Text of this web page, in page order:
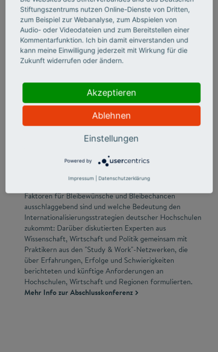
Abschlusskonferenz am 15. Mai 2017 in
Berlin
Welche Rolle internationale Studierende für die
Fachkräftesicherung in Deutschland spielen, welche
Faktoren für Bleibewünsche und Bleibechancen
ausschlaggebend sind und welche Bedeutung den
Internationalisierungsstrategien deutscher Hochschulen
zukommt: Darüber diskutierten Experten aus
Wissenschaft, Wirtschaft und Politik gemeinsam mit
Praktikern aus den "Study & Work"-Netzwerken, die
über Erfahrungen, Erfolge und Schwierigkeiten
berichteten und künftige Anforderungen an
Hochschulen, Wirtschaft und Regionen formulierten.
Mehr Info zur Abschlusskonferenz
Stiftungszentrums nutzen Online-Dienste von Dritten,
zum Beispiel zur Webanalyse, zum Abspielen von
Audio- oder Videodateien und zum Bereitstellen einer
Kommentarfunktion. Ich bin damit einverstanden und
kann meine Einwilligung jederzeit mit Wirkung für die
Zukunft widerrufen oder ändern.
Akzeptieren
Ablehnen
Einstellungen
Powered by
Impressum Datenschutzerklärung